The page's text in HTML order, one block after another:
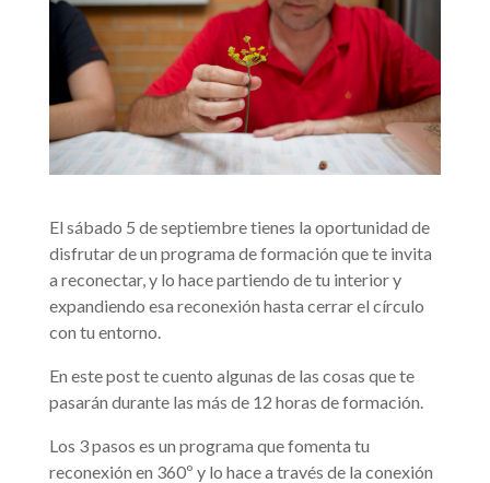
El sábado 5 de septiembre tienes la oportunidad de
disfrutar de un programa de formación que te invita
a reconectar, y lo hace partiendo de tu interior y
expandiendo esa reconexión hasta cerrar el círculo
con tu entorno.
En este post te cuento algunas de las cosas que te
pasarán durante las más de 12 horas de formación.
Los 3 pasos es un programa que fomenta tu
reconexión en 360º y lo hace a través de la conexión